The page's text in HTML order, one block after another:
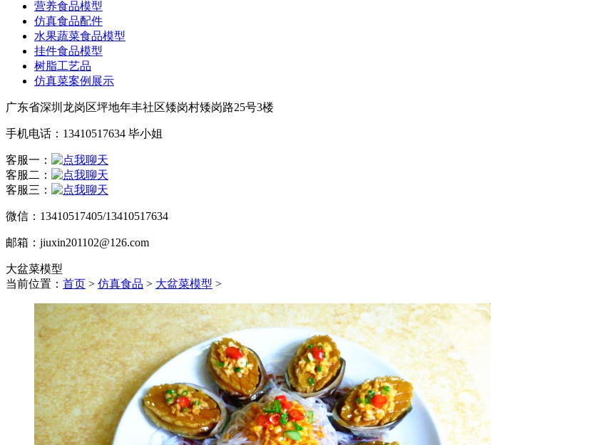
营养食品模型
仿真食品配件
水果蔬菜食品模型
挂件食品模型
树脂工艺品
仿真菜案例展示
广东省深圳龙岗区坪地年丰社区矮岗村矮岗路25号3楼
手机电话：13410517634 毕小姐
客服一：
客服二：
客服三：
微信：13410517405/13410517634
邮箱：jiuxin201102@126.com
大盆菜模型
当前位置： 首页 > 仿真食品 > 大盆菜模型 >